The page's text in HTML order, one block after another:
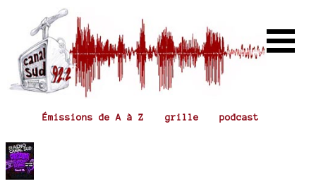
Émissions de A à Z grille podcast